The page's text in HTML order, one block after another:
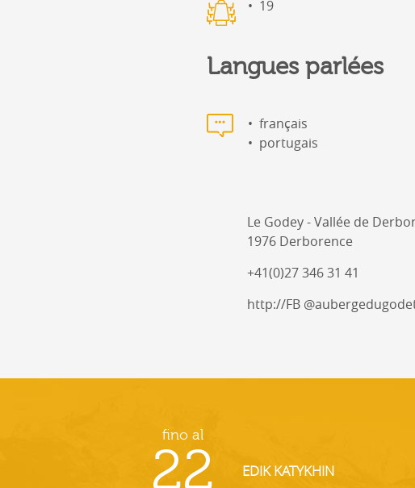
19
Langues parlées
français
portugais
Le Godey - Vallée de
1976 Derborence
+41(0)27 346 31 41
http://FB
fino al
22 EDIK KATYKHIN